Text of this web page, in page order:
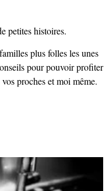
petites histoires.
plus folles les unes
pour pouvoir profiter
proches et moi même.